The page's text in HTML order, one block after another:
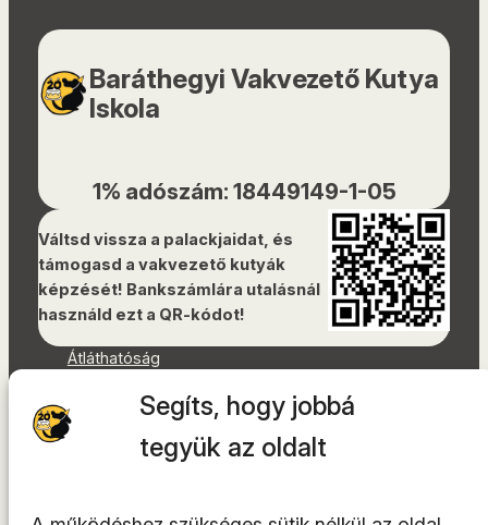
Segíts, hogy jobbá
tegyük az oldalt
Baráthegyi Vakvezető Kutya
Iskola
1% adószám: 18449149-1-05
Váltsd vissza a palackjaidat, és
támogasd a vakvezető kutyák
képzését! Bankszámlára utalásnál
használd ezt a QR-kódot!
Átláthatóság
Akadálymentességi nyilatkozat
Oldaltérkép